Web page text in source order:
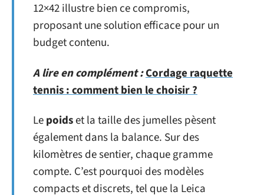
12×42 illustre bien ce compromis,
proposant une solution efficace pour un
budget contenu.
A lire en complément :Cordage raquette
tennis : comment bien le choisir ?
Lepoidset la taille des jumelles pèsent
également dans la balance. Sur des
kilomètres de sentier, chaque gramme
compte. C’est pourquoi des modèles
compacts et discrets, tel que la Leica